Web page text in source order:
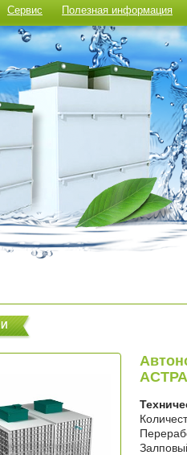
Сервис Полезная информация